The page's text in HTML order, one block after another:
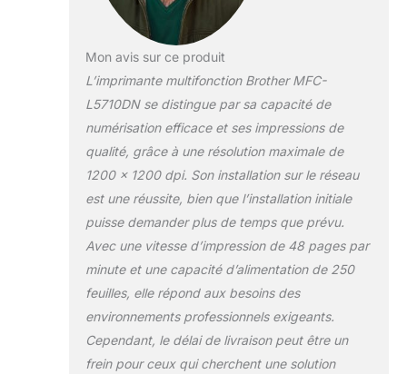
Mon avis sur ce produit
L’imprimante multifonction Brother MFC-
L5710DN se distingue par sa capacité de
numérisation efficace et ses impressions de
qualité, grâce à une résolution maximale de
1200 x 1200 dpi. Son installation sur le réseau
est une réussite, bien que l’installation initiale
puisse demander plus de temps que prévu.
Avec une vitesse d’impression de 48 pages par
minute et une capacité d’alimentation de 250
feuilles, elle répond aux besoins des
environnements professionnels exigeants.
Cependant, le délai de livraison peut être un
frein pour ceux qui cherchent une solution